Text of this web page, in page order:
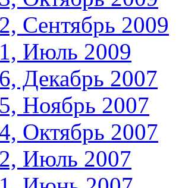
Сентябрь 2009
Июль 2009
Декабрь 2007
Ноябрь 2007
Октябрь 2007
Июль 2007